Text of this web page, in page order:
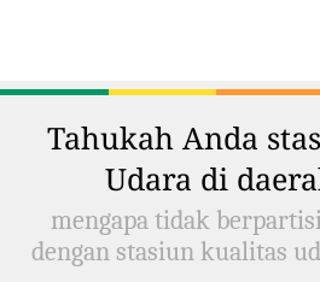
Tahukah Anda
Udara di
mengapa tidak
dengan stasiun kualitas